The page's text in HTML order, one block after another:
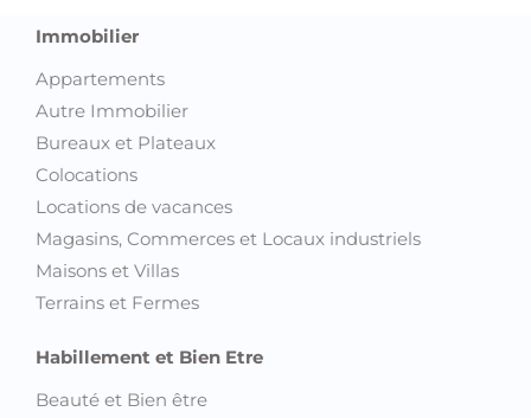
Immobilier
Appartements
Autre Immobilier
Bureaux et Plateaux
Colocations
Locations de vacances
Magasins, Commerces et Locaux industriels
Maisons et Villas
Terrains et Fermes
Habillement et Bien Etre
Beauté et Bien être